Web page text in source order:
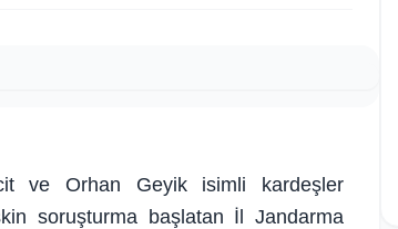
ve Orhan Geyik isimli kardeşler
soruşturma başlatan İl Jandarma